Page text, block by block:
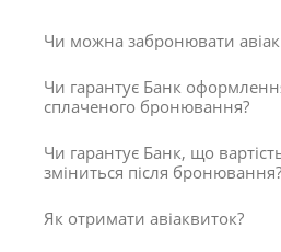
Чи можна забронювати
Чи гарантує Банк
сплаченого бронювання?
Чи гарантує Банк, що
зміниться після бронювання?
Як отримати авіаквиток?